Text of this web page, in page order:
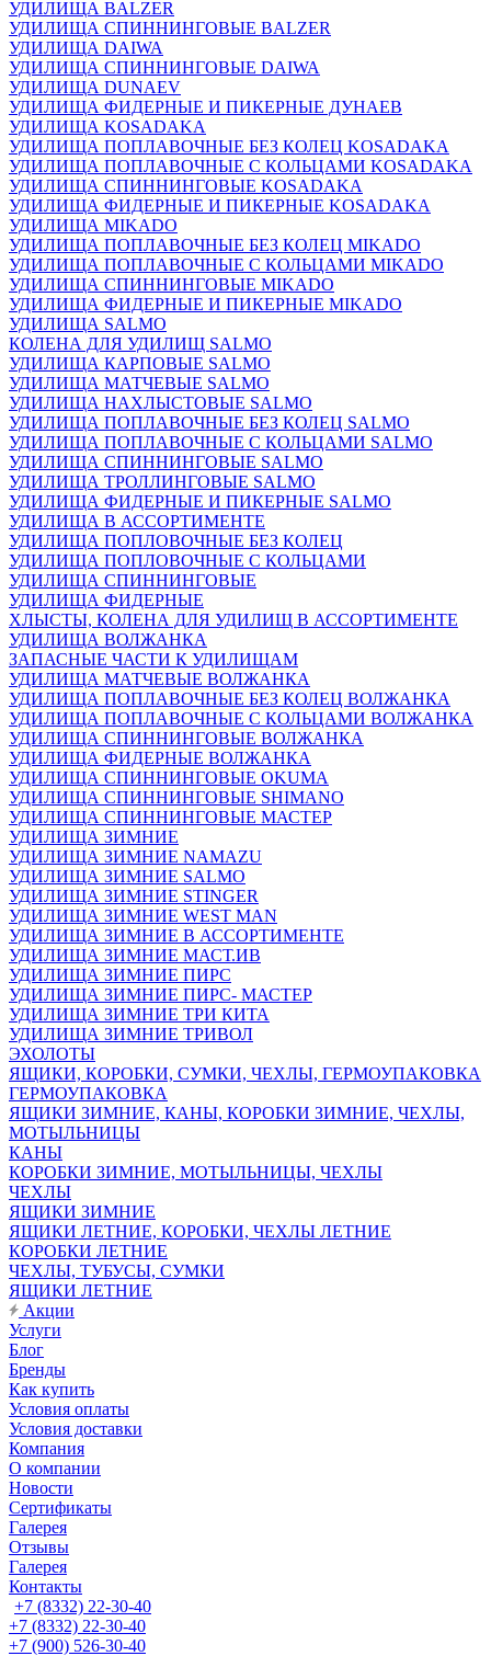
УДИЛИЩА BALZER
УДИЛИЩА СПИННИНГОВЫЕ BALZER
УДИЛИЩА DAIWA
УДИЛИЩА СПИННИНГОВЫЕ DAIWA
УДИЛИЩА DUNAEV
УДИЛИЩА ФИДЕРНЫЕ И ПИКЕРНЫЕ ДУНАЕВ
УДИЛИЩА KOSADAKA
УДИЛИЩА ПОПЛАВОЧНЫЕ БЕЗ КОЛЕЦ KOSADAKA
УДИЛИЩА ПОПЛАВОЧНЫЕ С КОЛЬЦАМИ KOSADAKA
УДИЛИЩА СПИННИНГОВЫЕ KOSADAKA
УДИЛИЩА ФИДЕРНЫЕ И ПИКЕРНЫЕ KOSADAKA
УДИЛИЩА MIKADO
УДИЛИЩА ПОПЛАВОЧНЫЕ БЕЗ КОЛЕЦ MIKADO
УДИЛИЩА ПОПЛАВОЧНЫЕ С КОЛЬЦАМИ MIKADO
УДИЛИЩА СПИННИНГОВЫЕ MIKADO
УДИЛИЩА ФИДЕРНЫЕ И ПИКЕРНЫЕ MIKADO
УДИЛИЩА SALMO
КОЛЕНА ДЛЯ УДИЛИЩ SALMO
УДИЛИЩА КАРПОВЫЕ SALMO
УДИЛИЩА МАТЧЕВЫЕ SALMO
УДИЛИЩА НАХЛЫСТОВЫЕ SALMO
УДИЛИЩА ПОПЛАВОЧНЫЕ БЕЗ КОЛЕЦ SALMO
УДИЛИЩА ПОПЛАВОЧНЫЕ С КОЛЬЦАМИ SALMO
УДИЛИЩА СПИННИНГОВЫЕ SALMO
УДИЛИЩА ТРОЛЛИНГОВЫЕ SALMO
УДИЛИЩА ФИДЕРНЫЕ И ПИКЕРНЫЕ SALMO
УДИЛИЩА В АССОРТИМЕНТЕ
УДИЛИЩА ПОПЛОВОЧНЫЕ БЕЗ КОЛЕЦ
УДИЛИЩА ПОПЛОВОЧНЫЕ С КОЛЬЦАМИ
УДИЛИЩА СПИННИНГОВЫЕ
УДИЛИЩА ФИДЕРНЫЕ
ХЛЫСТЫ, КОЛЕНА ДЛЯ УДИЛИЩ В АССОРТИМЕНТЕ
УДИЛИЩА ВОЛЖАНКА
ЗАПАСНЫЕ ЧАСТИ К УДИЛИЩАМ
УДИЛИЩА МАТЧЕВЫЕ ВОЛЖАНКА
УДИЛИЩА ПОПЛАВОЧНЫЕ БЕЗ КОЛЕЦ ВОЛЖАНКА
УДИЛИЩА ПОПЛАВОЧНЫЕ С КОЛЬЦАМИ ВОЛЖАНКА
УДИЛИЩА СПИННИНГОВЫЕ ВОЛЖАНКА
УДИЛИЩА ФИДЕРНЫЕ ВОЛЖАНКА
УДИЛИЩА СПИННИНГОВЫЕ OKUMA
УДИЛИЩА СПИННИНГОВЫЕ SHIMANO
УДИЛИЩА СПИННИНГОВЫЕ МАСТЕР
УДИЛИЩА ЗИМНИЕ
УДИЛИЩА ЗИМНИЕ NAMAZU
УДИЛИЩА ЗИМНИЕ SALMO
УДИЛИЩА ЗИМНИЕ STINGER
УДИЛИЩА ЗИМНИЕ WEST MAN
УДИЛИЩА ЗИМНИЕ В АССОРТИМЕНТЕ
УДИЛИЩА ЗИМНИЕ МАСТ.ИВ
УДИЛИЩА ЗИМНИЕ ПИРС
УДИЛИЩА ЗИМНИЕ ПИРС- МАСТЕР
УДИЛИЩА ЗИМНИЕ ТРИ КИТА
УДИЛИЩА ЗИМНИЕ ТРИВОЛ
ЭХОЛОТЫ
ЯЩИКИ, КОРОБКИ, СУМКИ, ЧЕХЛЫ, ГЕРМОУПАКОВКА
ГЕРМОУПАКОВКА
ЯЩИКИ ЗИМНИЕ, КАНЫ, КОРОБКИ ЗИМНИЕ, ЧЕХЛЫ,
МОТЫЛЬНИЦЫ
КАНЫ
КОРОБКИ ЗИМНИЕ, МОТЫЛЬНИЦЫ, ЧЕХЛЫ
ЧЕХЛЫ
ЯЩИКИ ЗИМНИЕ
ЯЩИКИ ЛЕТНИЕ, КОРОБКИ, ЧЕХЛЫ ЛЕТНИЕ
КОРОБКИ ЛЕТНИЕ
ЧЕХЛЫ, ТУБУСЫ, СУМКИ
ЯЩИКИ ЛЕТНИЕ
Акции
Услуги
Блог
Бренды
Как купить
Условия оплаты
Условия доставки
Компания
О компании
Новости
Сертификаты
Галерея
Отзывы
Галерея
Контакты
+7 (8332) 22-30-40
+7 (8332) 22-30-40
+7 (900) 526-30-40